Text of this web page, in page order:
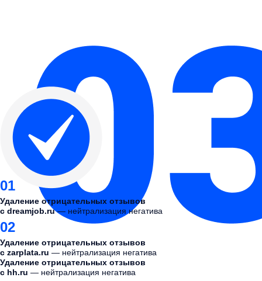
Мы выстраиваем и
управляем репутацией
работодателя на HR-
платф|
Покажем сильные стороны бренда
работодателя, скорректируем описание
компании и вакансий, настроим
коммуникацию с соискателями. Поможем
выстроить цифровую репутацию так,
чтобы в вашу команду хотели попасть.
Анализируем обратную связь
Работаем с отзывами негатив
Минимизируем влияние негатива
01
Удаление отрицательных отзывов
с dreamjob.ru— нейтрализация негатива
02
Удаление отрицательных отзывов
с zarplata.ru — нейтрализация негатива
Удаление отрицательных отзывов
с hh.ru — нейтрализация негатива